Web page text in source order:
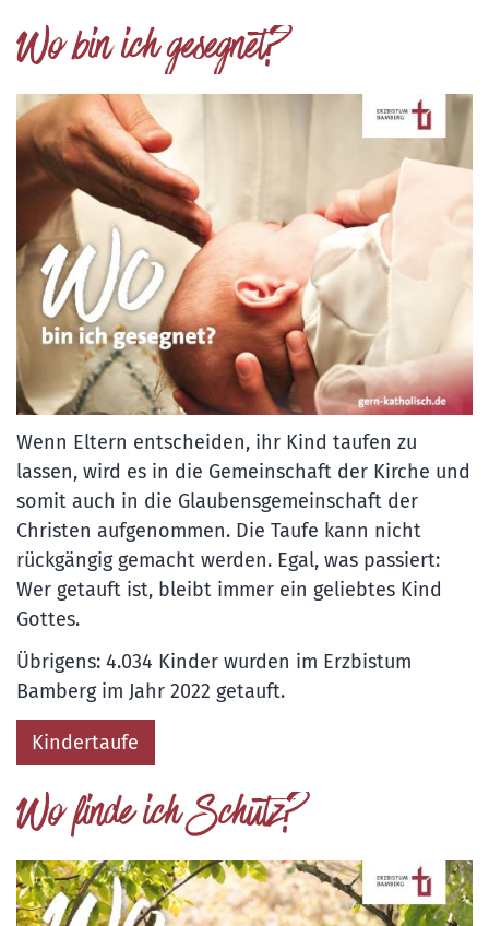
Wo bin ich gesegnet?
Wenn Eltern entscheiden, ihr Kind taufen zu
lassen, wird es in die Gemeinschaft der Kirche und
somit auch in die Glaubensgemeinschaft der
Christen aufgenommen. Die Taufe kann nicht
rückgängig gemacht werden. Egal, was passiert:
Wer getauft ist, bleibt immer ein geliebtes Kind
Gottes.
Übrigens: 4.034 Kinder wurden im Erzbistum
Bamberg im Jahr 2022 getauft.
Kindertaufe
Wo finde ich Schutz?